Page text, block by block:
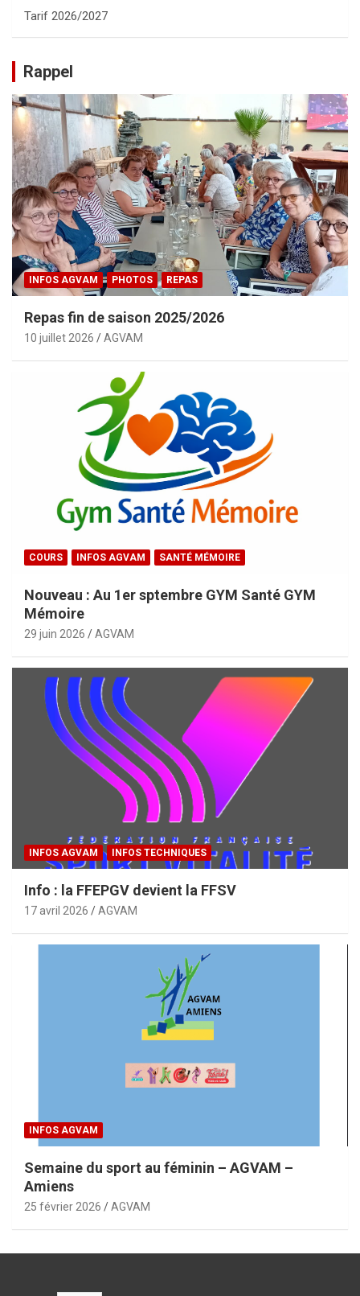
Tarif 2026/2027
Rappel
INFOS AGVAM PHOTOS REPAS
Repas fin de saison 2025/2026
10 juillet 2026 AGVAM
COURS INFOS AGVAM SANTÉ MÉMOIRE
Nouveau : Au 1er sptembre GYM Santé GYM
Mémoire
29 juin 2026 AGVAM
INFOS AGVAM INFOS TECHNIQUES
Info : la FFEPGV devient la FFSV
17 avril 2026 AGVAM
INFOS AGVAM
Semaine du sport au féminin – AGVAM –
Amiens
25 février 2026 AGVAM